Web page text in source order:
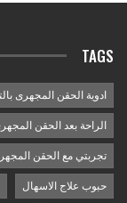
TAGS
ادوية الحقن المجهرى
الراحة بعد الحقن
تجربتي مع الحقن
حبوب علاج الاسهال